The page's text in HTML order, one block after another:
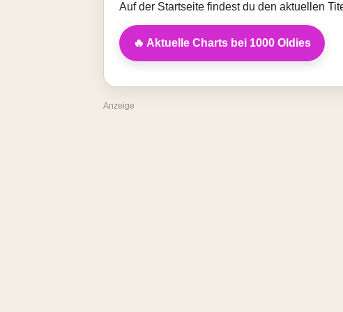
Auf der Startseite findest du den aktuellen
🔥 Aktuelle Charts bei 1000 Oldies
Anzeige